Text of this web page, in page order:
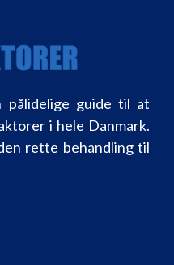
pålidelige guide til at
i hele Danmark.
rette behandling til